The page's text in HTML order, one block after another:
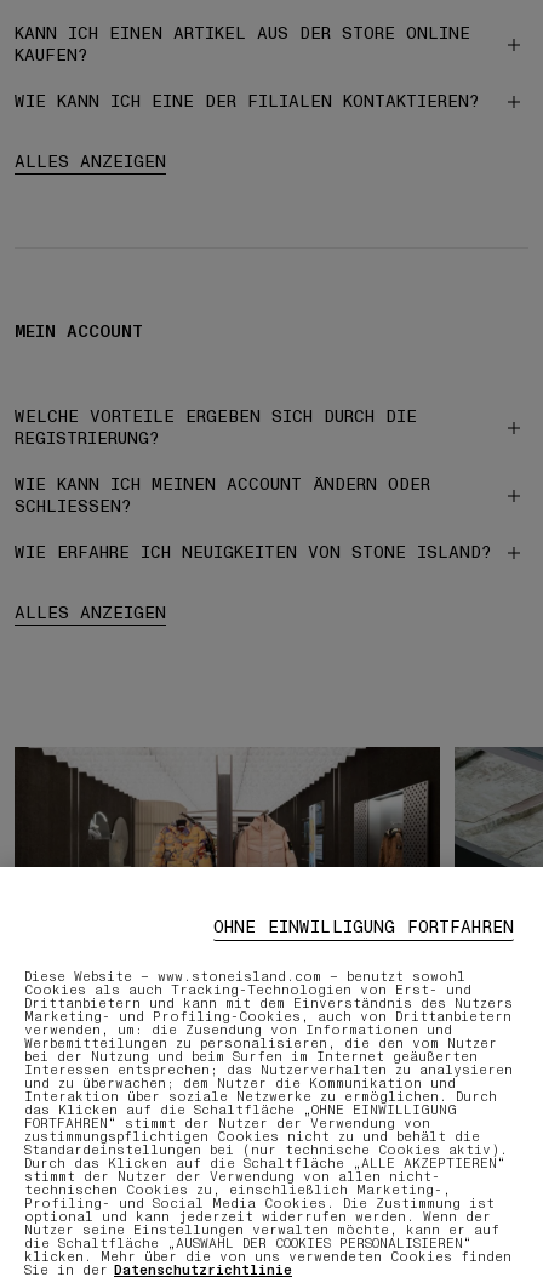
KANN ICH EINEN ARTIKEL AUS DER STORE ONLINE
KAUFEN?
WIE KANN ICH EINE DER FILIALEN KONTAKTIEREN?
ALLES ANZEIGEN
MEIN ACCOUNT
WELCHE VORTEILE ERGEBEN SICH DURCH DIE
REGISTRIERUNG?
WIE KANN ICH MEINEN ACCOUNT ÄNDERN ODER
SCHLIESSEN?
WIE ERFAHRE ICH NEUIGKEITEN VON STONE ISLAND?
ALLES ANZEIGEN
DIENSTLEISTUNGEN ONLINE UND IM GESCHÄFT
Entdecken Sie unsere Dienstleistungen,
die für ein nahtloses und
personalisiertes Einkaufserlebnis
sorgen.
MEHR ENTDECKEN
Unsere
Pflege
bei
Diese Website – www.stoneisland.com – benutzt sowohl
Cookies als auch Tracking-Technologien von Erst- und
Drittanbietern und kann mit dem Einverständnis des Nutzers
Marketing- und Profiling-Cookies, auch von Drittanbietern
verwenden, um: die Zusendung von Informationen und
Werbemitteilungen zu personalisieren, die den vom Nutzer
bei der Nutzung und beim Surfen im Internet geäußerten
Interessen entsprechen; das Nutzerverhalten zu analysieren
und zu überwachen; dem Nutzer die Kommunikation und
Interaktion über soziale Netzwerke zu ermöglichen. Durch
das Klicken auf die Schaltfläche „OHNE EINWILLIGUNG
FORTFAHREN“ stimmt der Nutzer der Verwendung von
zustimmungspflichtigen Cookies nicht zu und behält die
Standardeinstellungen bei (nur technische Cookies aktiv).
Durch das Klicken auf die Schaltfläche „ALLE AKZEPTIEREN“
stimmt der Nutzer der Verwendung von allen nicht-
technischen Cookies zu, einschließlich Marketing-,
Profiling- und Social Media Cookies. Die Zustimmung ist
optional und kann jederzeit widerrufen werden. Wenn der
Nutzer seine Einstellungen verwalten möchte, kann er auf
die Schaltfläche „AUSWAHL DER COOKIES PERSONALISIEREN“
klicken. Mehr über die von uns verwendeten Cookies finden
Sie in der Datenschutzrichtlinie
OHNE EINWILLIGUNG FORTFAHREN